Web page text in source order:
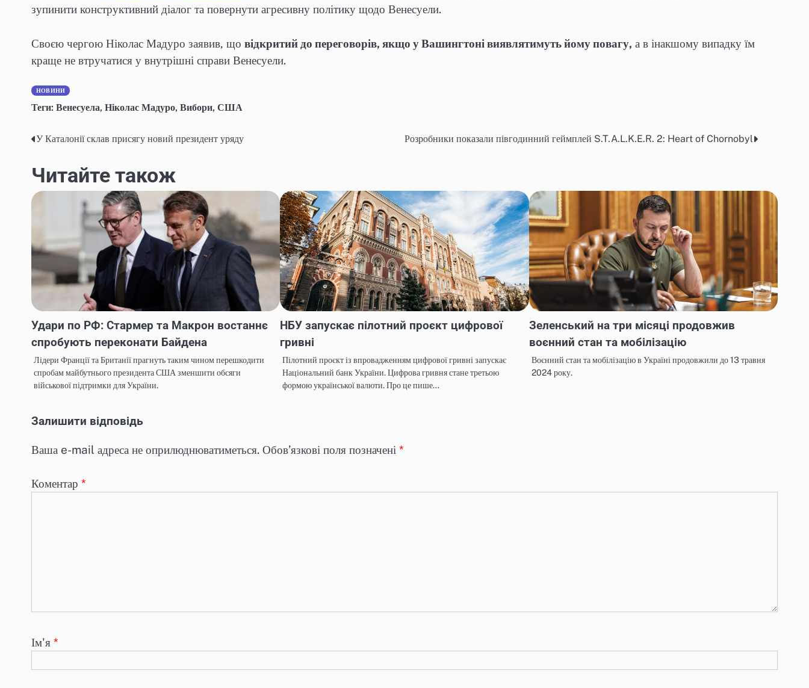
зупинити конструктивний діалог та повернути агресивну політику щодо Венесуели.
Своєю чергою Ніколас Мадуро заявив, що відкритий до переговорів, якщо у Вашингтоні виявлятимуть йому повагу, а в інакшому випадку їм
краще не втручатися у внутрішні справи Венесуели.
НОВИНИ
Теги: Венесуела, Ніколас Мадуро, Вибори, США
Навігація
записів
У Каталонії склав присягу новий президент уряду Розробники показали півгодинний геймплей S.T.A.L.K.E.R. 2: Heart of Chornobyl
Читайте також
Удари по РФ: Стармер та Макрон востаннє
спробують переконати Байдена
Лідери Франції та Британії прагнуть таким чином перешкодити
спробам майбутнього президента США зменшити обсяги
військової підтримки для України.
НБУ запускає пілотний проєкт цифрової
гривні
Пілотний проєкт із впровадженням цифрової гривні запускає
Національний банк України. Цифрова гривня стане третьою
формою української валюти. Про це пише…
Зеленський на три місяці продовжив
воєнний стан та мобілізацію
Воєнний стан та мобілізацію в Україні продовжили до 13 травня
2024 року.
Залишити відповідь
Ваша e-mail адреса не оприлюднюватиметься. Обов’язкові поля позначені *
Коментар *
Ім'я *